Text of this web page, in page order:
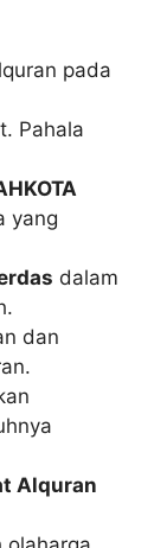
pada
Pahala
yang
dalam
dan
Alquran